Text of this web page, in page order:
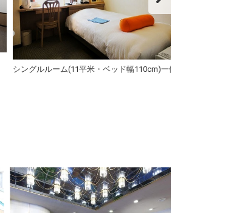
シングルルーム(11平米・ベッド幅110cm)一例